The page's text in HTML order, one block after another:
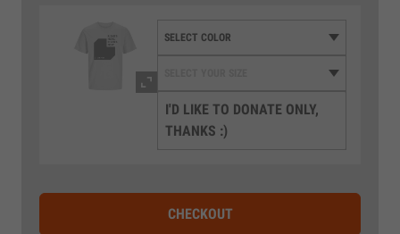
I'D LIKE TO DONATE ONLY,
THANKS :)
CHECKOUT